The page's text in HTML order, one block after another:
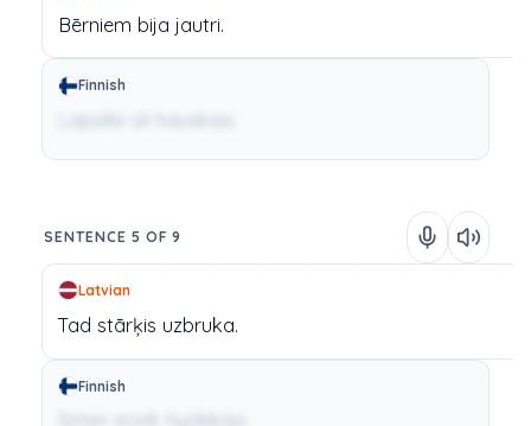
Bērniem bija jautri.
Finnish
SENTENCE 5 OF 9
Latvian
Tad stārķis uzbruka.
Finnish